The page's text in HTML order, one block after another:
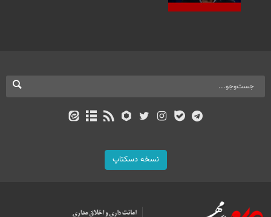
نسخه دسکتاپ